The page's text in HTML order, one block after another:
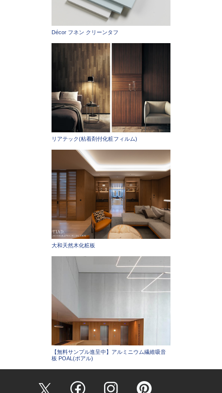
Décor フネン クリーンタフ
リアテック(粘着剤付化粧フィルム)
大和天然木化粧板
【無料サンプル進呈中】アルミニウム繊維吸音
板 POAL(ポアル)